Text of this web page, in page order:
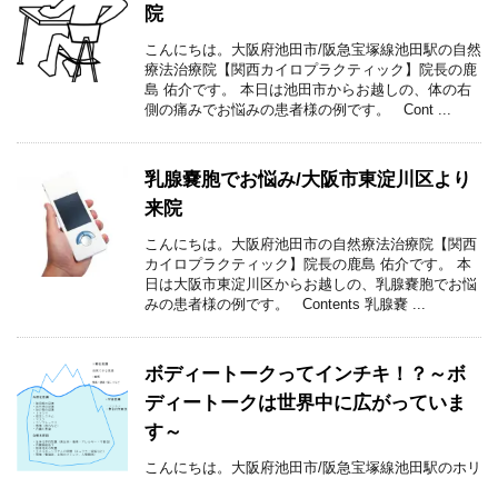
院
こんにちは。大阪府池田市/阪急宝塚線池田駅の自然
療法治療院【関西カイロプラクティック】院長の鹿
島 佑介です。 本日は池田市からお越しの、体の右
側の痛みでお悩みの患者様の例です。 Cont ...
乳腺嚢胞でお悩み/大阪市東淀川区より
来院
こんにちは。大阪府池田市の自然療法治療院【関西
カイロプラクティック】院長の鹿島 佑介です。 本
日は大阪市東淀川区からお越しの、乳腺嚢胞でお悩
みの患者様の例です。 Contents 乳腺嚢 ...
ボディートークってインチキ！？～ボ
ディートークは世界中に広がっていま
す～
こんにちは。大阪府池田市/阪急宝塚線池田駅のホリ